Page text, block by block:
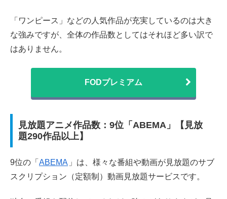
「ワンピース」などの人気作品が充実しているのは大き
な強みですが、全体の作品数としてはそれほど多い訳で
はありません。
FODプレミアム
見放題アニメ作品数：9位「ABEMA」【見放
題290作品以上】
9位の「 ABEMA 」は、様々な番組や動画が見放題のサブ
スクリプション（定額制）動画見放題サービスです。